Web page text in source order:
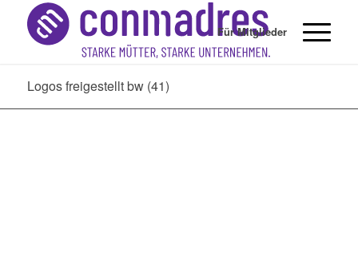
Für Mitglieder
Logos freigestellt bw (41)